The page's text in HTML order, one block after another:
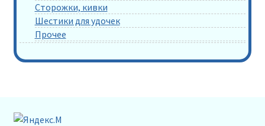
Сторожки, кивки
Шестики для удочек
Прочее